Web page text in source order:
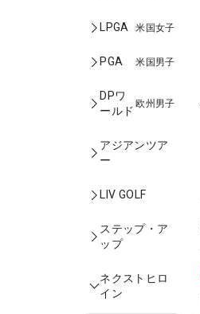
LPGA 米国女子
PGA 米国男子
DPワ
ールド
欧州男子
アジアンツア
ー
LIV GOLF
ステップ・ア
ップ
ネクストヒロ
イン